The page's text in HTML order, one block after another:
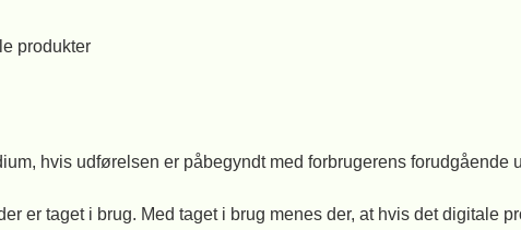
produkter
hvis udførelsen er påbegyndt med forbrugerens forudgående
er taget i brug. Med taget i brug menes der, at hvis det digitale